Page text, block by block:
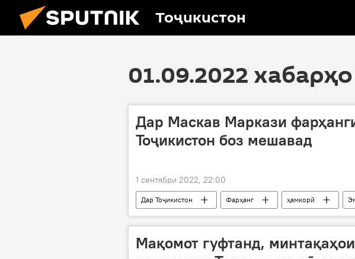
Тоҷикистон
01.09.2022
Дар Маскав Маркази
Тоҷикистон боз мешавад
1 сентябри 2022, 22:00
Дар Тоҷикистон Фарҳанг ҳамкорӣ
Дар Русия
Мақомот гуфтанд,